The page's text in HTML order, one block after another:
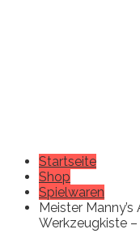
Startseite
Shop
Spielwaren
Meister
Werkzeugkiste